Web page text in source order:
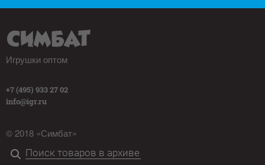
Игрушки оптом
+7 (495) 933 27 02
info@igr.ru
© 2018 «Симбат»